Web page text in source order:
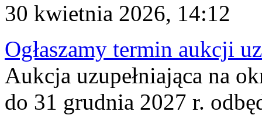
30 kwietnia 2026, 14:12
Ogłaszamy termin aukcji
Aukcja uzupełniająca na
do 31 grudnia 2027 r.